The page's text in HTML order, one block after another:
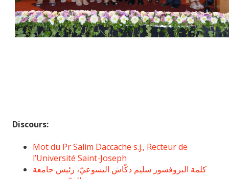
Discours:
Mot du Pr Salim Daccache s.j., Recteur de
l’Université Saint-Joseph
كلمة البروفسور سليم دكّاش اليسوعيّ، رئيس جامعة